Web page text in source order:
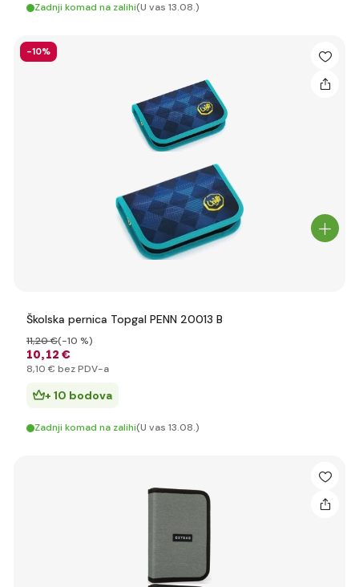
Zadnji komad na zalihi(U vas 13.08.)
-10%
Školska pernica Topgal PENN 20013 B
10,12 €
11,20 €(-10 %)
8,10 € bez PDV-a
+ 10 bodova
Zadnji komad na zalihi(U vas 13.08.)